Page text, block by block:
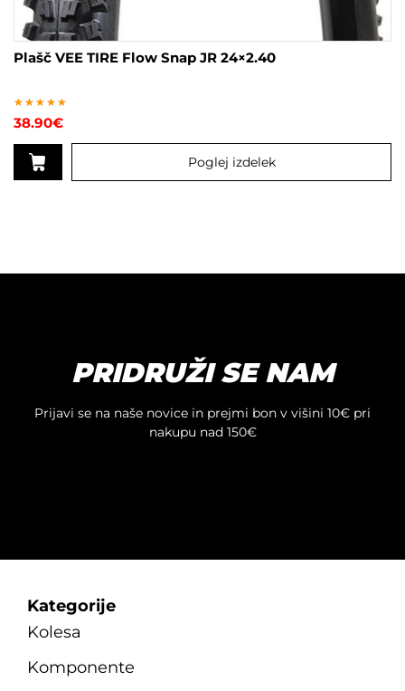
Plašč VEE TIRE Flow Snap JR 24×2.40
Ocenjeno
5.00
38.90€
Poglej izdelek
PRIDRUŽI SE NAM
Prijavi se na naše novice in prejmi bon v višini 10€ pri
nakupu nad 150€
Kategorije
Kolesa
Komponente